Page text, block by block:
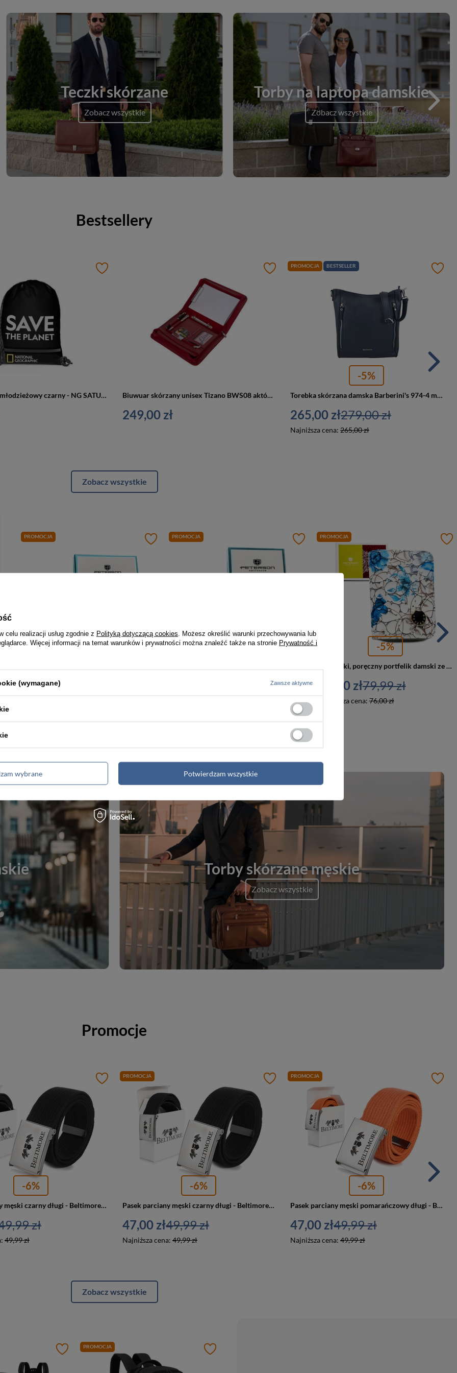
Teczki skórzane
Zobacz wszystkie
Torby na laptopa damskie
Zobacz wszystkie
Bestsellery
Plecak worek młodzieżowy czarny - NG SATURN N08904.06 Biuwuar skórzany unisex Tizano BWS08 aktówka A5 czerwona
249,00 zł
PROMOCJA BESTSELLER
-5%
Torebka skórzana damska Barberini's 974-4 miejska średnia granatowa
265,00 zł
Najniższa cena: 265,00 zł
279,00 zł
Zobacz wszystkie
PROMOCJA
-5%
133,00 zł
PROMOCJA
-5%
149,99 zł
PROMOCJA
-5%
Niebieski, poręczny portfelik damski ze skóry naturalnej z systemem RFID, zamykany zatrzaskiem i suwakiem - Peterson
76,00 zł
Najniższa cena:76,00 zł
79,99 zł
Torby skórzane męskie
Zobacz wszystkie
Promocje
-6%
Pasek parciany męski czarny długi - Beltimore F79
49,99 zł
zł
PROMOCJA
-6%
Pasek parciany męski czarny długi - Beltimore F79
47,00 zł
Najniższa cena: 49,99 zł
49,99 zł
PROMOCJA
-6%
Pasek parciany męski pomarańczowy długi - Beltimore F79
47,00 zł
Najniższa cena: 49,99 zł
49,99 zł
Zobacz wszystkie
PROMOCJA
celu realizacji usług zgodnie z Polityką dotyczącą cookies . Możesz określić warunki przechowywania lub
Więcej informacji na temat warunków i prywatności można znaleźć także na stronie Prywatność i
(wymagane) Zawsze aktywne
wybrane Potwierdzam wszystkie